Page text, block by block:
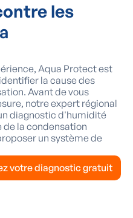
les
Aqua Protect est
la cause des
Avant de vous
notre expert régional
diagnostic d'humidité
de la condensation
un système de
votre diagnostic gratuit